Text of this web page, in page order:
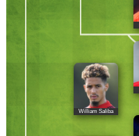
William Saliba